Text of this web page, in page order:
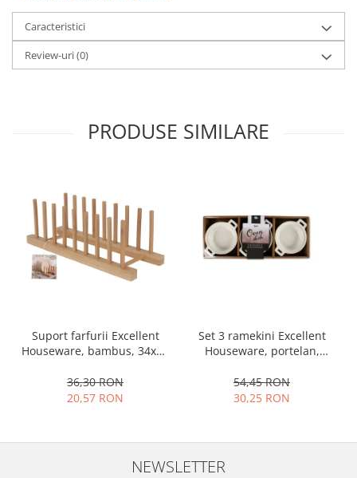
Caracteristici
Review-uri(0)
PRODUSE SIMILARE
Suport farfurii Excellent
Houseware, bambus, 34x12
36,30 RON
20,57 RON
Set 3 ramekini Excellent
Houseware, portelan,
54,45 RON
30,25 RON
NEWSLETTER